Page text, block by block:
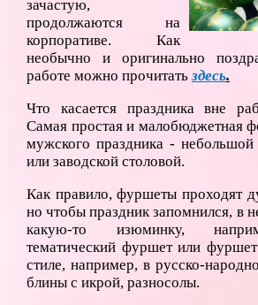
зачастую,
продолжаются на
корпоративе. Как
необычно и оригинально
работе можно прочитатьздесь.
Что касается праздника вне
Самая простая и малобюджетная
мужского праздника -
или заводской столовой.
Как правило, фуршеты проходят
но чтобы праздник запомнился, в
какую-то изюминку,
тематический фуршет или
стиле, например, в русско-
блины с икрой, разносолы.